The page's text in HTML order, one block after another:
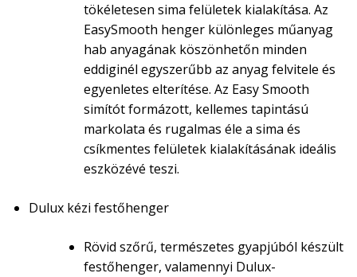
tökéletesen sima felületek kialakítása. Az
EasySmooth henger különleges műanyag
hab anyagának köszönhetőn minden
eddiginél egyszerűbb az anyag felvitele és
egyenletes elterítése. Az Easy Smooth
simítót formázott, kellemes tapintású
markolata és rugalmas éle a sima és
csíkmentes felületek kialakításának ideális
eszközévé teszi.
Dulux kézi festőhenger
Rövid szőrű, természetes gyapjúból készült
festőhenger, valamennyi Dulux-